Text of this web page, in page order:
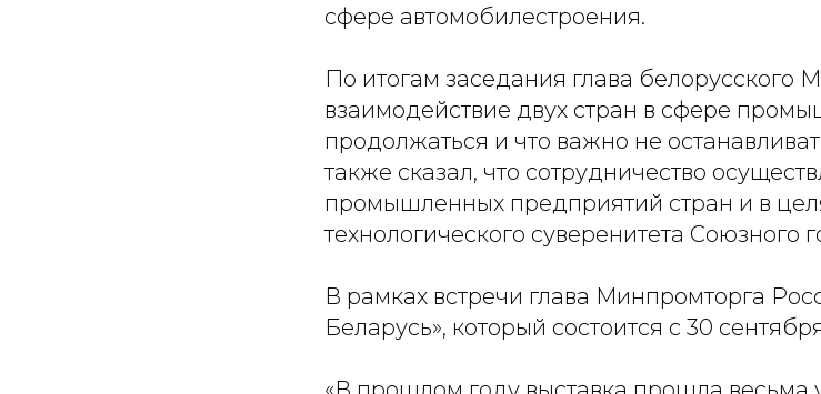
сфере автомобилестроения.
По итогам заседания глава белорусского
взаимодействие двух стран в сфере
продолжаться и что важно не
также сказал, что сотрудничество
промышленных предприятий стран и в
технологического суверенитета Союзного
В рамках встречи глава Минпромторга
Беларусь», который состоится с 30